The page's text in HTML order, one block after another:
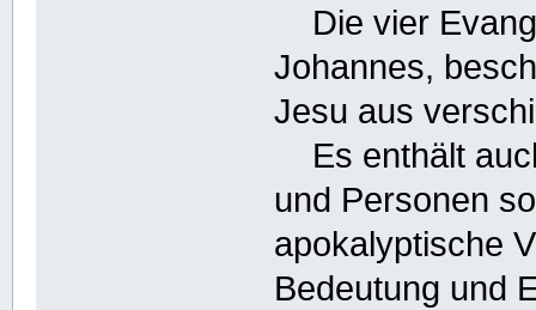
Die vier
Johannes,
Jesu aus
Es enthält
und Personen
apokalyptische
Bedeutung und